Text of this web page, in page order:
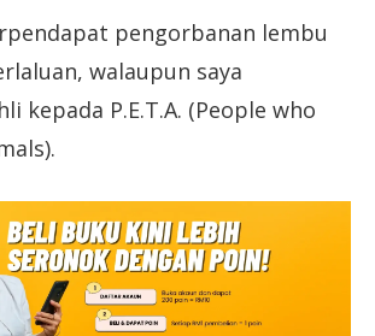
pengorbanan lembu
walaupun saya
kepada P.E.T.A. (People who